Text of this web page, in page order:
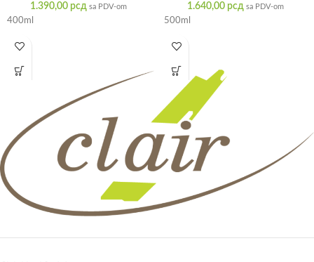
1.390,00 рсд sa PDV-om
400ml
1.640,00 рсд sa PDV-om
500ml